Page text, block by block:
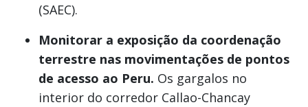
(SAEC).
Monitorar a exposição da coordenação
terrestre nas movimentações de pontos
de acesso ao Peru. Os gargalos no
interior do corredor Callao-Chancay